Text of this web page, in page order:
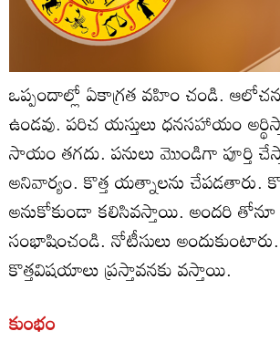
ఒప్పందాల్లో ఏకాగ్రత వహిం చండి.
ఉండవు. పరిచ యస్తులు ధనసహాయం
సాయం తగదు. పనులు మొండిగా పూర్తి
అనివార్యం. కొత్త యత్నాలను చేపడతారు.
అనుకోకుండా కలిసివస్తాయి. అందరి
సంభాషించండి. నోటీసులు
కొత్తవిషయాలు ప్రస్తావనకు వస్తాయి.
కుంభం